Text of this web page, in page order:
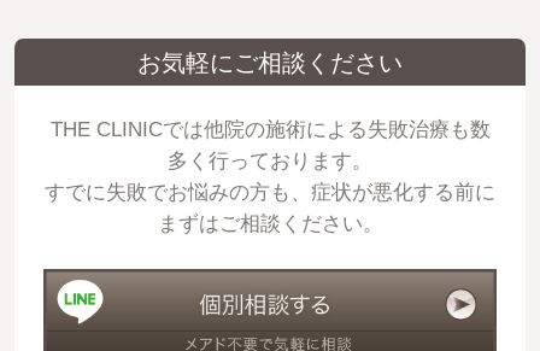
お気軽にご相談ください
THE CLINICでは他院の施術による失敗治療も数
多く行っております。
すでに失敗でお悩みの方も、症状が悪化する前に
まずはご相談ください。